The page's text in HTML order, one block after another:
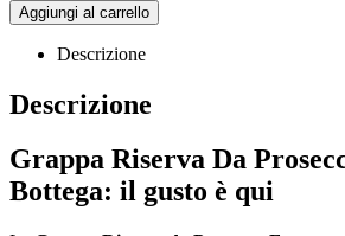
Aggiungi al carrello
Descrizione
Descrizione
Grappa Riserva Da
Bottega: il gusto è qui